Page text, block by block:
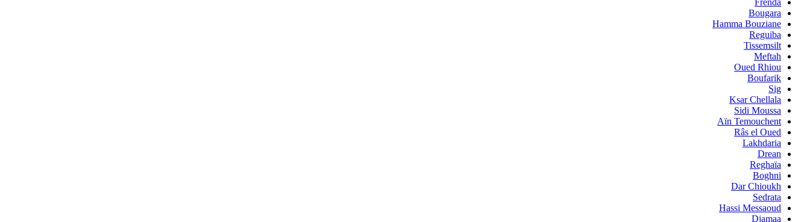
Bougara
Hamma Bouziane
Reguiba
Tissemsilt
Meftah
Oued Rhiou
Boufarik
Sig
Ksar Chellala
Sidi Moussa
Aïn Temouchent
Râs el Oued
Lakhdaria
Drean
Reghaïa
Boghni
Dar Chioukh
Sedrata
Hassi Messaoud
Djamaa